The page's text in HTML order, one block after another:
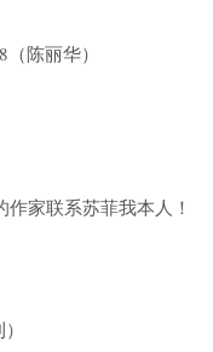
陈丽华）
家联系苏菲我本人！